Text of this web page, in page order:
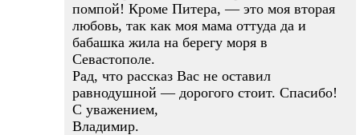
помпой! Кроме Питера, — это моя вторая
любовь, так как моя мама оттуда да и
бабашка жила на берегу моря в
Севастополе.
Рад, что рассказ Вас не оставил
равнодушной — дорогого стоит. Спасибо!
С уважением,
Владимир.